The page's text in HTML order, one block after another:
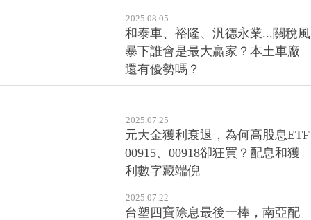
2025.08.05
和泰車、裕隆、汎德永業...關稅風
暴下誰會是最大贏家？本土車廠
還有優勢嗎？
2025.07.25
元大金獲利衰退，為何高股息ETF
00915、00918卻狂買？配息和獲
利數字藏端倪
2025.07.22
台塑四寶除息最後一棒，南亞配